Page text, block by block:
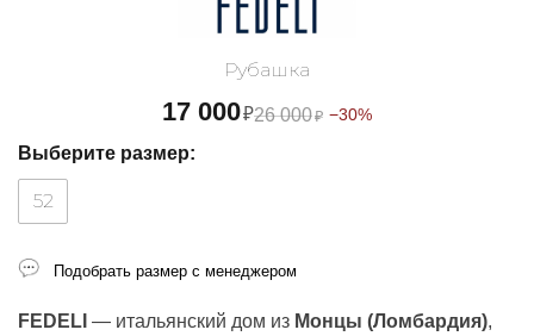
Рубашка
17 000₽26 000₽ −30%
FEDELI — итальянский дом из Монцы (Ломбардия),
Выберите размер:
52
Подобрать размер с менеджером